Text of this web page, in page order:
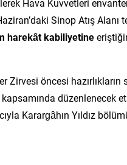
Sinop Atış
harekât kabiliyetine
Zirvesi öncesi
düzenlenecek
Karargâhın Yıldız